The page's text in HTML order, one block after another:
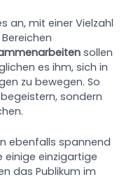
an, mit einer Vielzahl
sollen
es ihm, sich in
zu bewegen. So
sondern
ebenfalls spannend
einige einzigartige
das Publikum im